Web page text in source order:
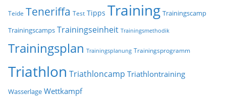
Teide Teneriffa Test Tipps Training Trainingscamp
Trainingscamps Trainingseinheit Trainingsmethodik
Trainingsplan Trainingsplanung Trainingsprogramm
Triathlon Triathloncamp Triathlontraining
Wasserlage Wettkampf